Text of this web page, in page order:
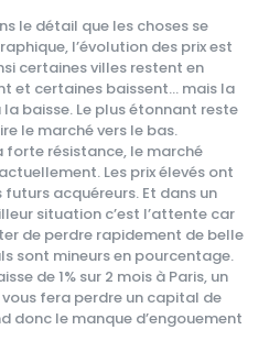
le détail que les choses se
l’évolution des prix est
certaines villes restent en
et certaines baissent… mais la
baisse. Le plus étonnant reste
le marché vers le bas.
forte résistance, le marché
Les prix élevés ont
acquéreurs. Et dans un
situation c’est l’attente car
de perdre rapidement de belle
sont mineurs en pourcentage.
de 1% sur 2 mois à Paris, un
fera perdre un capital de
donc le manque d’engouement